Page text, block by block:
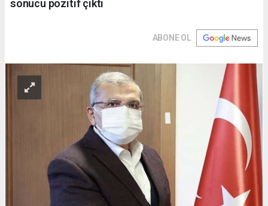
sonucu pozitif çıktı
ABONE OL